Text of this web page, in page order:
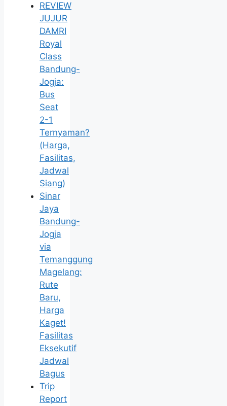
REVIEW
JUJUR
DAMRI
Royal
Class
Bandung-
Jogja:
Bus
Seat
2-1
Ternyaman?
(Harga,
Fasilitas,
Jadwal
Siang)
Sinar
Jaya
Bandung-
Jogja
via
Temanggung
Magelang:
Rute
Baru,
Harga
Kaget!
Fasilitas
Eksekutif
Jadwal
Bagus
Trip
Report